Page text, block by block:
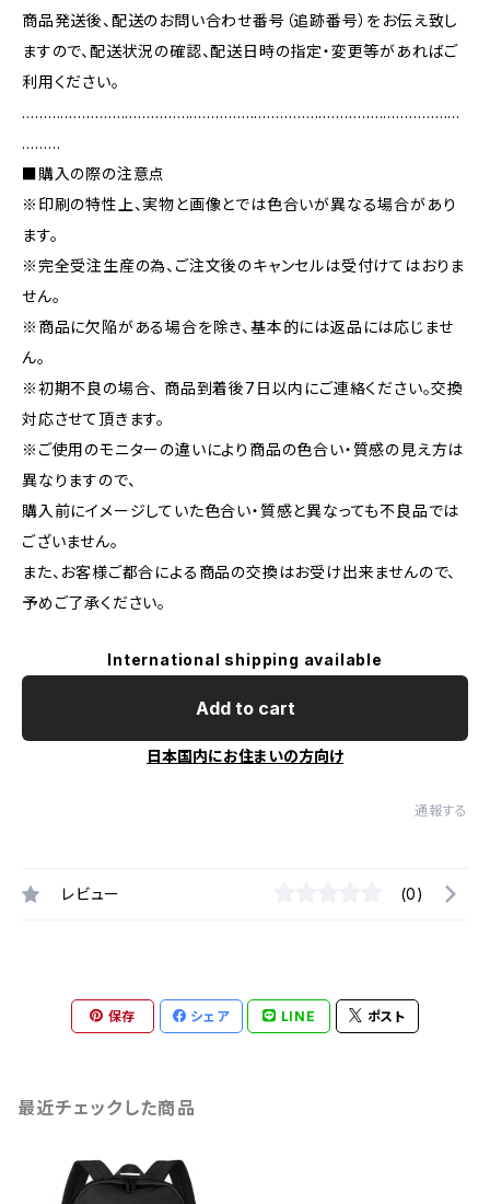
商品発送後、配送のお問い合わせ番号（追跡番号）をお伝え致し
ますので、配送状況の確認、配送日時の指定・変更等があればご
利用ください。
…………………………………………………………………………………………
………
■購入の際の注意点
※印刷の特性上、実物と画像とでは色合いが異なる場合があり
ます。
※完全受注生産の為、ご注文後のキャンセルは受付けてはおりま
せん。
※商品に欠陥がある場合を除き、基本的には返品には応じませ
ん。
※初期不良の場合、 商品到着後7日以内にご連絡ください。交換
対応させて頂きます。
※ご使用のモニターの違いにより商品の色合い・質感の見え方は
異なりますので、
購入前にイメージしていた色合い・質感と異なっても不良品では
ございません。
また、お客様ご都合による商品の交換はお受け出来ませんので、
予めご了承ください。
International shipping available
Add to cart
日本国内にお住まいの方向け
通報する
レビュー (0)
保存 シェア LINE ポスト
最近チェックした商品